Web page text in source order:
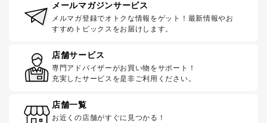
メールマガジンサービス
メルマガ登録でオトクな情報をゲット！最新情報やお
すすめトピックスをお届けします。
店舗サービス
専門アドバイザーがお買い物をサポート！
充実したサービスを是非ご利用ください。
店舗一覧
お近くの店舗がすぐに見つかる！